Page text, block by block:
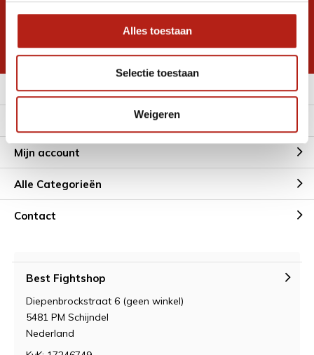
Alles toestaan
Selectie toestaan
Weigeren
Inschrijven voor
* Lees hier de wettelijke beperkingen
Meer informatie
Mijn account
Alle Categorieën
Contact
Best Fightshop
Diepenbrockstraat 6 (geen winkel)
5481 PM Schijndel
Nederland